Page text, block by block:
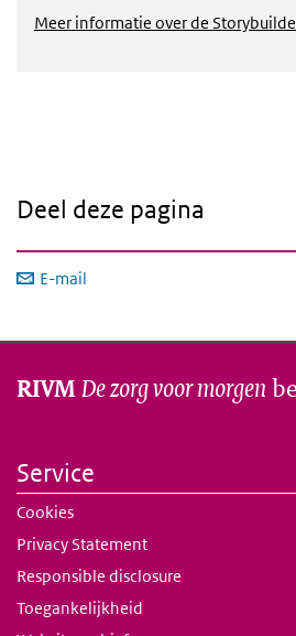
Meer informatie over de
Deel deze pagina
E-mail
RIVMDe zorg voor morgen
Service
Cookies
Privacy Statement
Responsible disclosure
Toegankelijkheid